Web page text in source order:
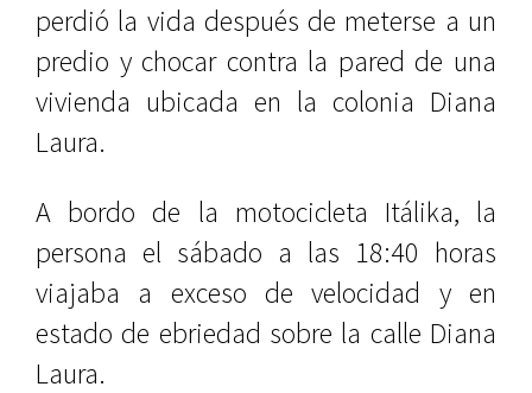
perdió la vida después de meterse a un
predio y chocar contra la pared de una
vivienda ubicada en la colonia Diana
Laura.
A bordo de la motocicleta Itálika, la
persona el sábado a las 18:40 horas
viajaba a exceso de velocidad y en
estado de ebriedad sobre la calle Diana
Laura.